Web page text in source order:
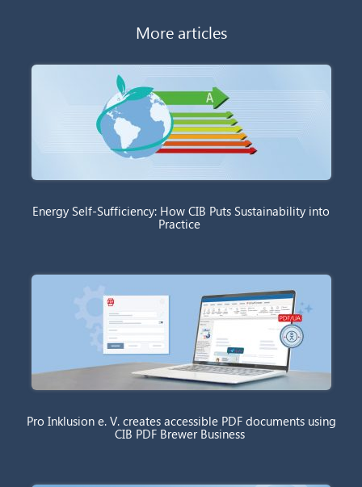
More articles
Energy Self-Sufficiency: How CIB Puts Sustainability into
Practice
Pro Inklusion e. V. creates accessible PDF documents using
CIB PDF Brewer Business